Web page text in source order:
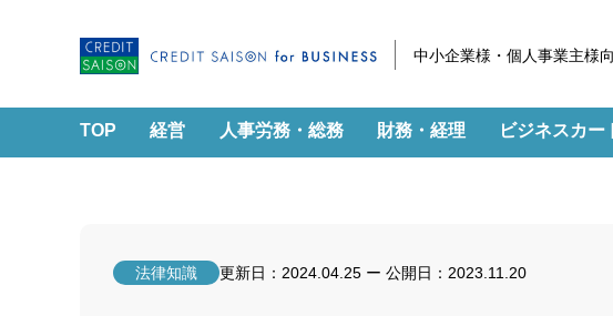
中小企業様・個人事業主様
TOP 経営 人事労務・総務 財務・経理 ビジネスカー
法律知識 更新日： 2024.04.25 ー 公開日： 2023.11.20